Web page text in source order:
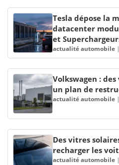
Tesla dépose la
datacenter
et
actualité automobile |
Volkswagen :
un plan de
actualité automobile |
Des vitres
recharger les
actualité automobile |